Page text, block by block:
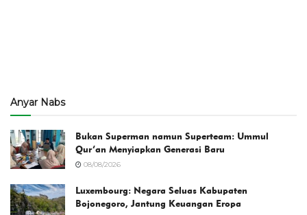
Anyar Nabs
Bukan Superman namun Superteam: Ummul
Qur’an Menyiapkan Generasi Baru
08/08/2026
Luxembourg: Negara Seluas Kabupaten
Bojonegoro, Jantung Keuangan Eropa